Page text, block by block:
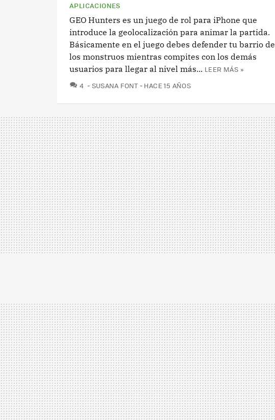
APLICACIONES
GEO Hunters es un juego de rol para iPhone que
introduce la geolocalización para animar la partida.
Básicamente en el juego debes defender tu barrio de
los monstruos mientras compites con los demás
usuarios para llegar al nivel más... LEER MÁS »
4 COMENTARIOS
SUSANA FONT HACE 15 AÑOS